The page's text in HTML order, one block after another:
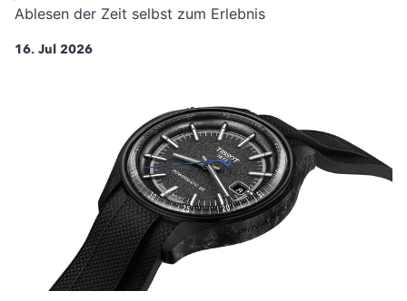
Ablesen der Zeit selbst zum Erlebnis
16. Jul 2026